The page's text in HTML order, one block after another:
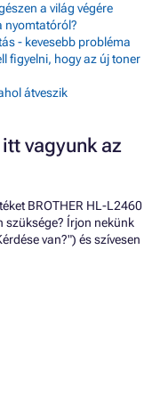
a világ végére
nyomtatóról?
- kevesebb probléma
figyelni, hogy az új toner
átveszik
vagyunk az
BROTHER HL-L2460
szüksége? Írjon nekünk
van?") és szívesen